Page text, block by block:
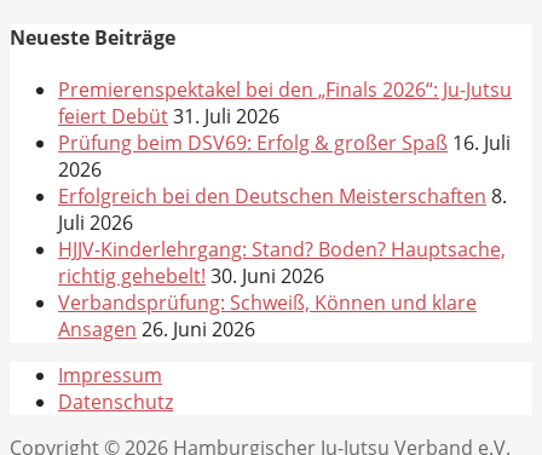
Neueste Beiträge
Premierenspektakel bei den „Finals 2026“: Ju-Jutsu
feiert Debüt31. Juli 2026
Prüfung beim DSV69: Erfolg & großer Spaß 16. Juli
2026
Erfolgreich bei den Deutschen Meisterschaften 8.
Juli 2026
HJJV-Kinderlehrgang: Stand? Boden? Hauptsache,
richtig gehebelt! 30. Juni 2026
Verbandsprüfung: Schweiß, Können und klare
Ansagen 26. Juni 2026
Impressum
Datenschutz
Copyright © 2026 Hamburgischer Ju-Jutsu Verband e.V.